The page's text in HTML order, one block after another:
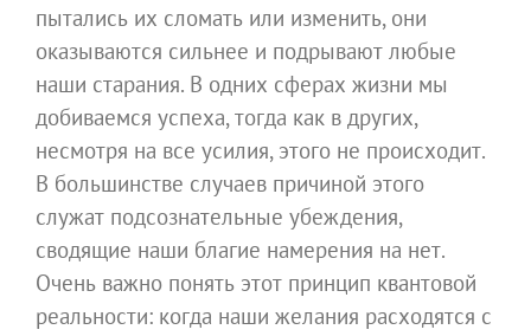
пытались их сломать или изменить, они
оказываются сильнее и подрывают любые
наши старания. В одних сферах жизни мы
добиваемся успеха, тогда как в других,
несмотря на все усилия, этого не происходит.
В большинстве случаев причиной этого
служат подсознательные убеждения,
сводящие наши благие намерения на нет.
Очень важно понять этот принцип квантовой
реальности: когда наши желания расходятся с